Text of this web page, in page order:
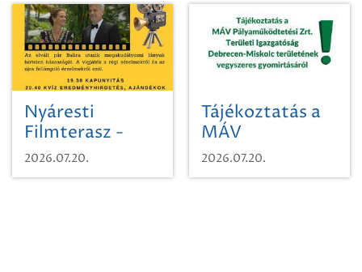
Nyáresti
Filmterasz -
Beugró a
Paradicsomba
2026.07.20.
Tájékoztatás a
MÁV
Pályaműködtetési
Zrt. Területi
2026.07.20.